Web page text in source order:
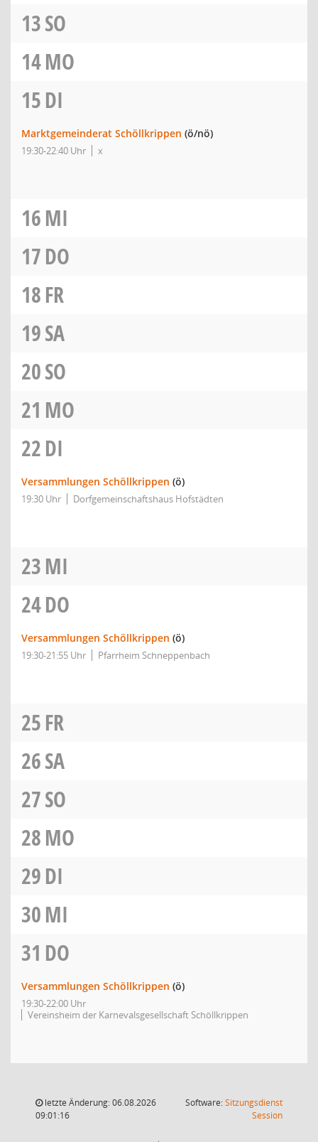
13SO
14MO
15DI
Marktgemeinderat Schöllkrippen (ö/nö)
19:30-22:40 Uhr x
16MI
17DO
18FR
19SA
20SO
21 MO
22DI
Versammlungen Schöllkrippen (ö)
19:30 Uhr Dorfgemeinschaftshaus Hofstädten
23MI
24DO
Versammlungen Schöllkrippen (ö)
19:30-21:55 Uhr Pfarrheim Schneppenbach
25FR
26SA
27SO
28MO
29DI
30MI
31 DO
Versammlungen Schöllkrippen (ö)
19:30-22:00 Uhr
Vereinsheim der Karnevalsgesellschaft Schöllkrippen
letzte Änderung: 06.08.2026
09:01:16
Software:Sitzungsdienst
Session(Wird in